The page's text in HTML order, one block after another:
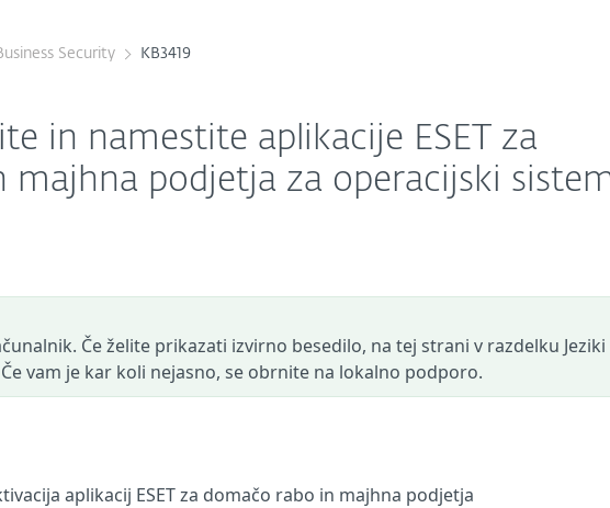
Security KB3419
in namestite aplikacije ESET za
majhna podjetja za operacijski
Če želite prikazati izvirno besedilo, na tej strani v razdelku Jeziki
vam je kar koli nejasno, se obrnite na lokalno podporo.
aplikacij ESET za domačo rabo in majhna podjetja